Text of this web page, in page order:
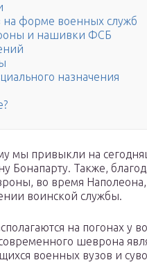
форме военных служб
и нашивки ФСБ
назначения
мы привыкли на
Бонапарту. Также,
во время
воинской службы.
на погонах у
шеврона
военных вузов и